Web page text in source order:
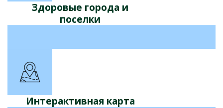
Здоровые города и
поселки
Интерактивная карта